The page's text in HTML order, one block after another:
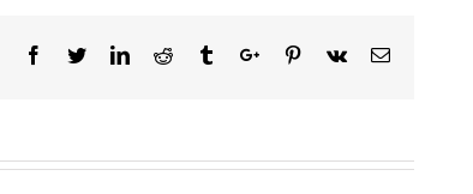
Facebook
TwitterLinkedinReddit TumblrGoogle+Pinterest
Vk Email